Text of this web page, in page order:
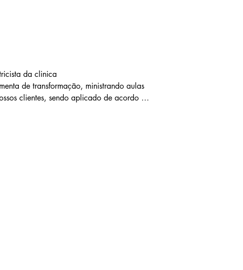
da clinica
de transformação, ministrando aulas
clientes, sendo aplicado de acordo